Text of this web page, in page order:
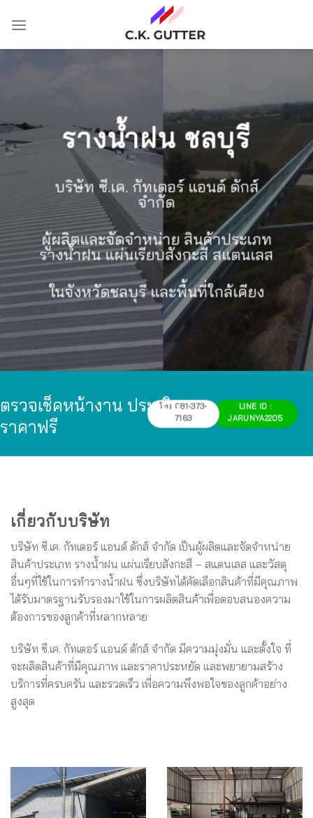
รางน้ำฝน ชลบุรี
บริษัท ซี.เค. กัทเตอร์ แอนด์ ดักส์
จำกัด
ผู้ผลิตและจัดจำหน่าย สินค้าประเภท
รางน้ำฝน แผ่นเรียบสังกะสี สแตนเลส
ในจังหวัดชลบุรี และพื้นที่ใกล้เคียง
ตรวจเช็คหน้างาน ประเมิน
ราคาฟรี
LINE ID :
JARUNYA2205
โทร 081-373-
7163
เกี่ยวกับบริษัท
บริษัท ซี.เค. กัทเตอร์ แอนด์ ดักส์ จำกัด เป็นผู้ผลิตและจัดจำหน่าย
สินค้าประเภท รางน้ำฝน แผ่นเรียบสังกะสี – สแตนเลส และวัสดุ
อื่นๆที่ใช้ในการทำรางน้ำฝน ซึ่งบริษัทได้คัดเลือกสินค้าที่มีคุณภาพ
ได้รับมาตรฐานรับรองมาใช้ในการผลิตสินค้าเพื่อตอบสนองความ
ต้องการของลูกค้าที่หลากหลาย
บริษัท ซี.เค. กัทเตอร์ แอนด์ ดักส์ จำกัด มีความมุ่งมั่น และตั้งใจ ที่
จะผลิตสินค้าที่มีคุณภาพ และราคาประหยัด และพยายามสร้าง
บริการที่ครบครัน และรวดเร็ว เพื่อความพึงพอใจของลูกค้าอย่าง
สูงสุด